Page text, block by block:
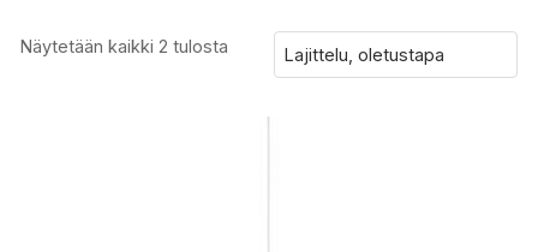
Näytetään kaikki 2 tulosta